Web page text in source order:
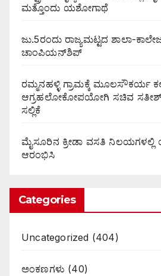
ಮತ್ತೊಂದು ಯಶೋಗಾಥೆ
ಜು.5ರಂದು ರಾಜ್ಯಮಟ್ಟದ ಶಾಲಾ-
ಚಾಂಪಿಯನ್‌ಶಿಪ್
ರಮ್ಮನಹಳ್ಳಿ ಗ್ರಾಮಕ್ಕೆ ಮೂಲಸೌಕರ್ಯ
ಆಗ್ರಹಲೋಕೋಪಯೋಗಿ ಸಚಿವ
ಸಲ್ಲಿಕೆ
ಮೈಸೂರಿನ ಕ್ರೀಡಾ ವಸತಿ
ಆರಂಭಿಸಿ
Categories
Uncategorized (404)
ಅಂಕಣಗಳು (40)